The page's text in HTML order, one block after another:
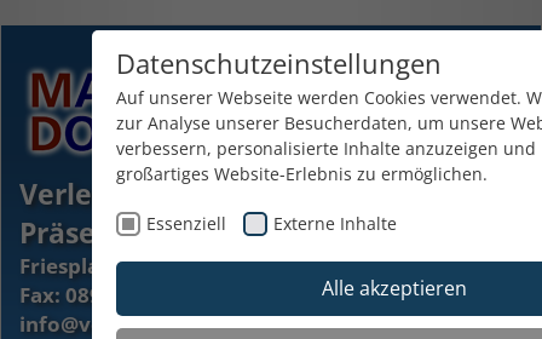
Verleih und Verkauf von
Präsentationstechniken
Friesplatz 6a - 81827 München - 089 / 43 90 90 45
Fax: 089 / 439 090 46 - E-Mail:
info@verleihhaus.de
Datenschutzeinstellungen
Auf unserer Webseite werden Cookies verwendet.
zur Analyse unserer Besucherdaten, um unsere
verbessern, personalisierte Inhalte anzuzeigen und
großartiges Website-Erlebnis zu ermöglichen.
Essenziell Externe Inhalte
Alle akzeptieren